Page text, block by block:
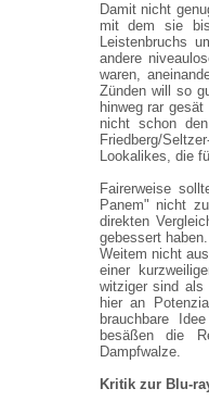
Damit nicht
mit dem sie
Leistenbruchs
andere
waren,
Zünden will so
hinweg rar
nicht schon
Friedberg/
Lookalikes, die
Fairerweise
Panem" nicht
direkten
gebessert
Weitem nicht
einer
witziger sind
hier an
brauchbare
besäßen die
Dampfwalze.
Kritik zur Blu-